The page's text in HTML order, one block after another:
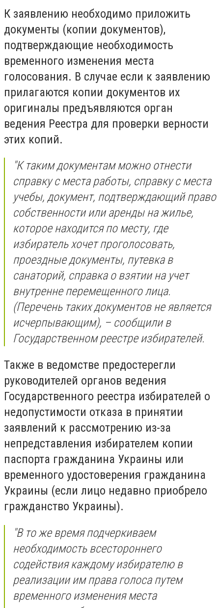
К заявлению необходимо приложить
документы (копии документов),
подтверждающие необходимость
временного изменения места
голосования. В случае если к заявлению
прилагаются копии документов их
оригиналы предъявляются орган
ведения Реестра для проверки верности
этих копий.
"К таким документам можно отнести
справку с места работы, справку с места
учебы, документ, подтверждающий право
собственности или аренды на жилье,
которое находится по месту, где
избиратель хочет проголосовать,
проездные документы, путевка в
санаторий, справка о взятии на учет
внутренне перемещенного лица.
(Перечень таких документов не является
исчерпывающим), – сообщили в
Государственном реестре избирателей.
Также в ведомстве предостерегли
руководителей органов ведения
Государственного реестра избирателей о
недопустимости отказа в принятии
заявлений к рассмотрению из-за
непредставления избирателем копии
паспорта гражданина Украины или
временного удостоверения гражданина
Украины (если лицо недавно приобрело
гражданство Украины).
"В то же время подчеркиваем
необходимость всестороннего
содействия каждому избирателю в
реализации им права голоса путем
временного изменения места